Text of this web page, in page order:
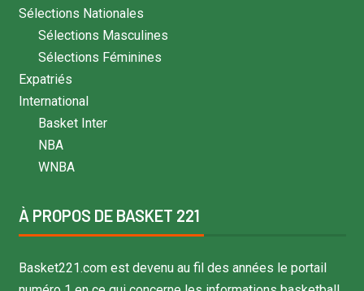
Sélections Nationales
Sélections Masculines
Sélections Féminines
Expatriés
International
Basket Inter
NBA
WNBA
À PROPOS DE BASKET 221
Basket221.com est devenu au fil des années le portail